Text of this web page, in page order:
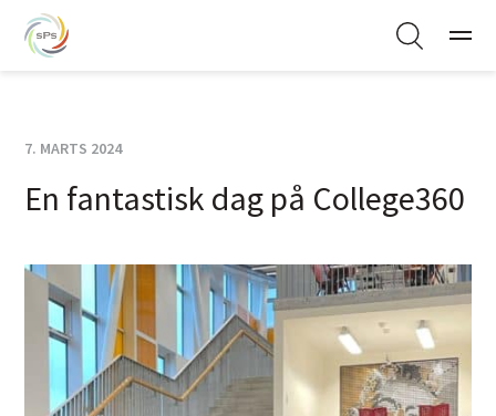
7. MARTS 2024
En fantastisk dag på College360